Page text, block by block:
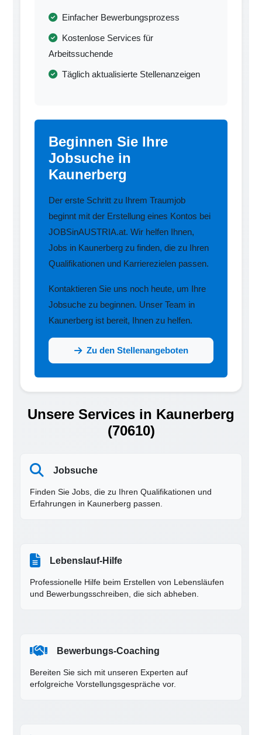
Einfacher Bewerbungsprozess
Kostenlose Services für
Arbeitssuchende
Täglich aktualisierte Stellenanzeigen
Beginnen Sie Ihre
Jobsuche in
Kaunerberg
Der erste Schritt zu Ihrem Traumjob
beginnt mit der Erstellung eines Kontos bei
JOBSinAUSTRIA.at. Wir helfen Ihnen,
Jobs in Kaunerberg zu finden, die zu Ihren
Qualifikationen und Karrierezielen passen.
Kontaktieren Sie uns noch heute, um Ihre
Jobsuche zu beginnen. Unser Team in
Kaunerberg ist bereit, Ihnen zu helfen.
Zu den Stellenangeboten
Unsere Services in Kaunerberg
(70610)
Jobsuche
Finden Sie Jobs, die zu Ihren Qualifikationen und
Erfahrungen in Kaunerberg passen.
Lebenslauf-Hilfe
Professionelle Hilfe beim Erstellen von Lebensläufen
und Bewerbungsschreiben, die sich abheben.
Bewerbungs-Coaching
Bereiten Sie sich mit unseren Experten auf
erfolgreiche Vorstellungsgespräche vor.